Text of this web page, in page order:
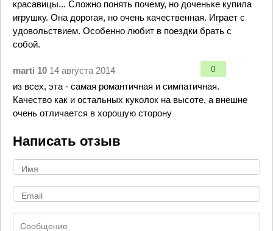
красавицы... Сложно понять почему, но доченьке купила
игрушку. Она дорогая, но очень качественная. Играет с
удовольствием. Особенно любит в поездки брать с
собой.
marti 10 14 августа 2014 0
из всех, эта - самая романтичная и симпатичная.
Качество как и остальных куколок на высоте, а внешне
очень отличается в хорошую сторону
Написать отзыв